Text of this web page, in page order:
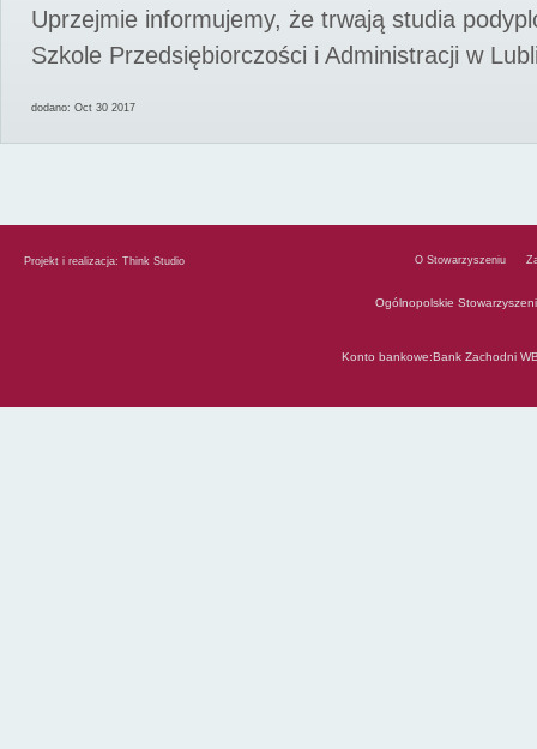
Uprzejmie informujemy, że trwają studia
Szkole Przedsiębiorczości i Administracji w
dodano: Oct 30 2017
Projekt i realizacja: Think Studio O Stowarzyszeniu
Ogólnopolskie
Konto bankowe:Bank Zachodni